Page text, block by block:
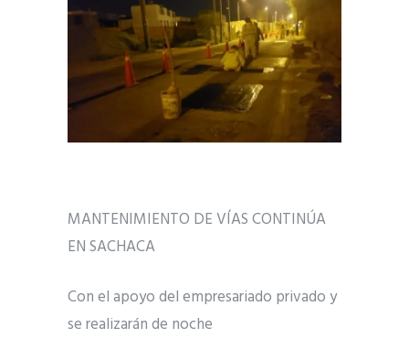
MANTENIMIENTO DE VÍAS CONTINÚA
EN SACHACA
Con el apoyo del empresariado privado y
se realizarán de noche